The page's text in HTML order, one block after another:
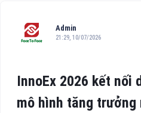
Admin
21:29, 10/07/2026
InnoEx 2026 kết nối
mô hình tăng